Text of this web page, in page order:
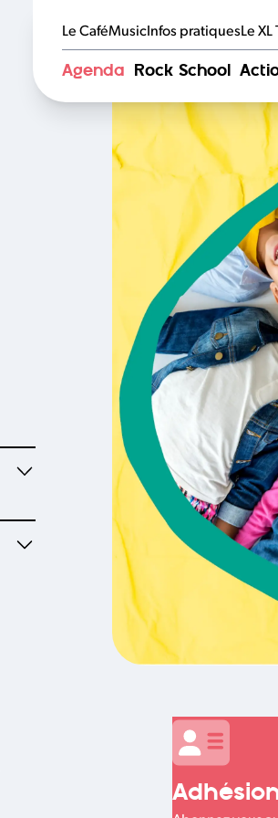
Le CaféMusicInfos pratiquesLe XL
Agenda Rock School